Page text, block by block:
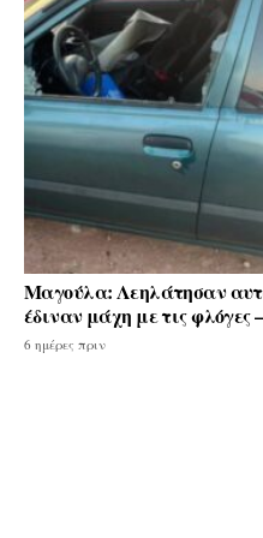
Μαγούλα: Λεηλάτησαν
έδιναν μάχη με τις φλόγες
6 ημέρες πριν